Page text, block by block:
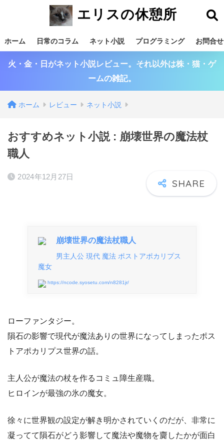
エリスの休憩所
ホーム 日常のコラム ネット小説 プログラミング お問合せ
火・金・日がネット小説レビュー。それ以外は株・猫・ゲ
ームの雑記。
ホーム レビュー ネット小説
おすすめネット小説 : 崩壊世界の魔法杖
職人
2024年12月27日
崩壊世界の魔法杖職人
男主人公 現代 魔法 ポストアポカリプス
魔女
https://ncode.syosetu.com/n8281jr/
ローファンタジー。
隕石の影響で現代が魔法ありの世界になってしまったポス
トアポカリプス世界の話。
主人公が魔法の杖を作るコミュ障生産職。
ヒロインが最強の氷の魔女。
徐々に世界観の設定が解き明かされていくのだが、非常に
凝ってて隕石がどう影響して魔法や魔物を齎したかが面白